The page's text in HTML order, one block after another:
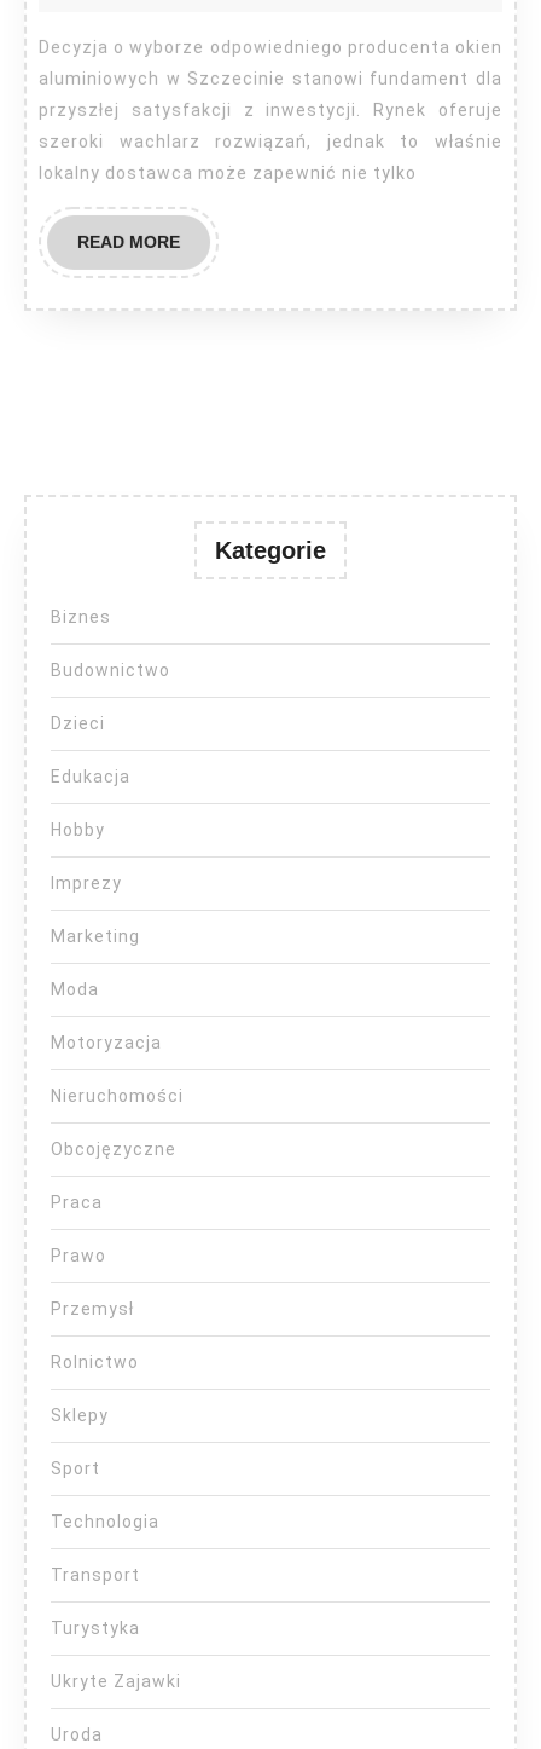
Szczecin
Decyzja o wyborze odpowiedniego producenta okien
aluminiowych w Szczecinie stanowi fundament dla
przyszłej satysfakcji z inwestycji. Rynek oferuje
szeroki wachlarz rozwiązań, jednak to właśnie
lokalny dostawca może zapewnić nie tylko
READ MOREREAD
MORE
Kategorie
Biznes
Budownictwo
Dzieci
Edukacja
Hobby
Imprezy
Marketing
Moda
Motoryzacja
Nieruchomości
Obcojęzyczne
Praca
Prawo
Przemysł
Rolnictwo
Sklepy
Sport
Technologia
Transport
Turystyka
Ukryte Zajawki
Uroda